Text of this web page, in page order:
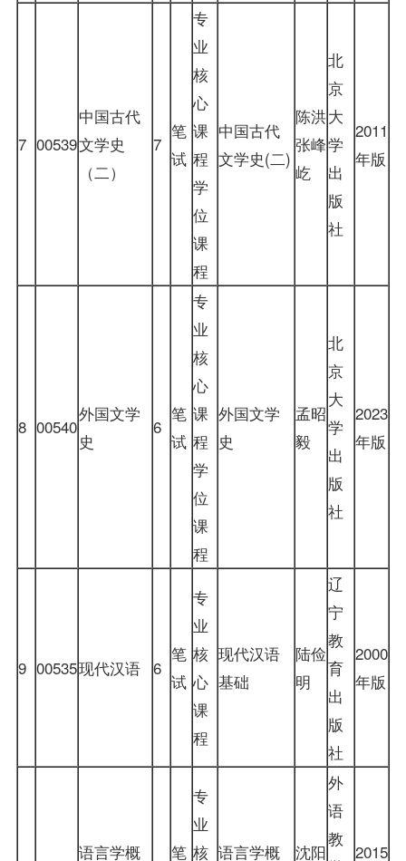
7 00539
中国古代
文学史
（二）
7
笔
试
专
业
核
心
课
程
学
位
课
程
中国古代
文学史(二)
陈洪
张峰
屹
北
京
大
学
出
版
社
2011
年版
8 00540
外国文学
史
6
笔
试
专
业
核
心
课
程
学
位
课
程
外国文学
史
孟昭
毅
北
京
大
学
出
版
社
2023
年版
9 00535现代汉语 6
笔
试
专
业
核
心
课
程
现代汉语
基础
陆俭
明
辽
宁
教
育
出
版
社
2000
年版
语言学概 笔
专
业
核 语言学概 沈阳
外
语
教
2015